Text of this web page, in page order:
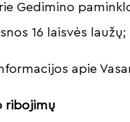
Gedimino
16 laisvės
apie
ribojimų